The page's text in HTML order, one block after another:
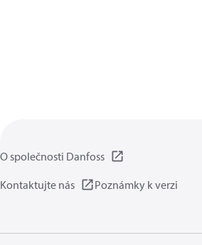
O společnosti Danfoss
Kontaktujte nás
Poznámky k verzi